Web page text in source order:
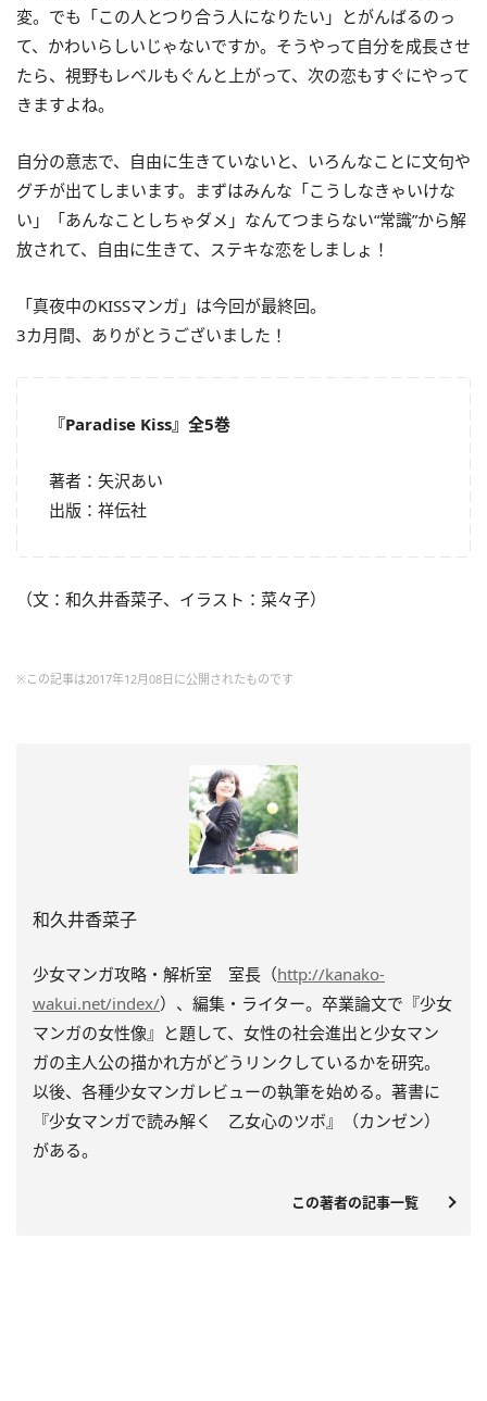
変。でも「この人とつり合う人になりたい」とがんばるのっ
て、かわいらしいじゃないですか。そうやって自分を成長させ
たら、視野もレベルもぐんと上がって、次の恋もすぐにやって
きますよね。
自分の意志で、自由に生きていないと、いろんなことに文句や
グチが出てしまいます。まずはみんな「こうしなきゃいけな
い」「あんなことしちゃダメ」なんてつまらない“常識”から解
放されて、自由に生きて、ステキな恋をしましょ！
「真夜中のKISSマンガ」は今回が最終回。
3カ月間、ありがとうございました！
『Paradise Kiss』全5巻
著者：矢沢あい
出版：祥伝社
（文：和久井香菜子、イラスト：菜々子）
※この記事は2017年12月08日に公開されたものです
和久井香菜子
少女マンガ攻略・解析室 室長（http://kanako-
wakui.net/index/）、編集・ライター。卒業論文で『少女
マンガの女性像』と題して、女性の社会進出と少女マン
ガの主人公の描かれ方がどうリンクしているかを研究。
以後、各種少女マンガレビューの執筆を始める。著書に
『少女マンガで読み解く 乙女心のツボ』（カンゼン）
がある。
この著者の記事一覧